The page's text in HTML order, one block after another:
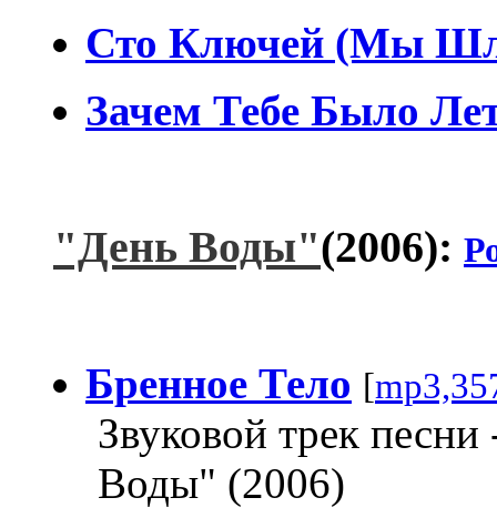
Сто Ключей (Мы
Зачем Тебе Было
"День Воды"(2006):
Бренное Тело [
Звуковой трек
Воды" (2006)